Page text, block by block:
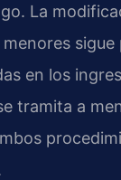
La
sigue
en los
tramita a